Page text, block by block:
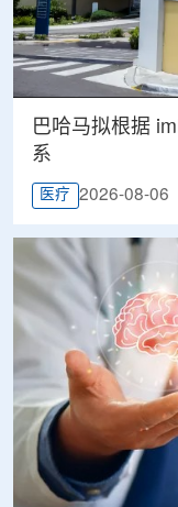
巴哈马拟根据
系
医疗 2026-08-06